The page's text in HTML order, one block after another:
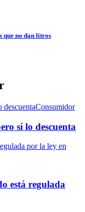
que no dan litros
Consumidor
sí lo descuenta
está regulada